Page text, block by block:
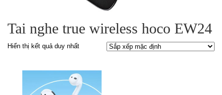
Tai nghe true wireless hoco EW24
Hiển thị kết quả duy nhất